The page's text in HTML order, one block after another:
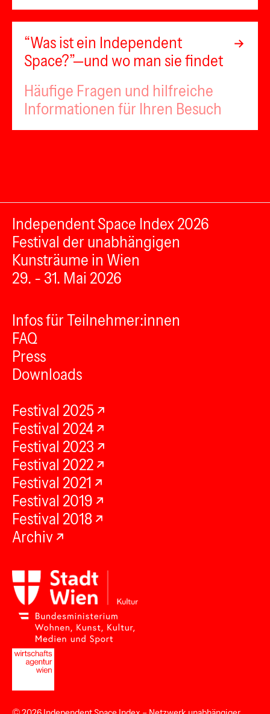
“Was ist ein Independent
Space?”—und wo man sie findet
Häufige Fragen und hilfreiche
Informationen für Ihren Besuch
Independent Space Index 2026
Festival der unabhängigen
Kunsträume in Wien
29. - 31. Mai 2026
Infos für Teilnehmer:innen
FAQ
Press
Downloads
Festival 2025
Festival 2024
Festival 2023
Festival 2022
Festival 2021
Festival 2019
Festival 2018
Archiv